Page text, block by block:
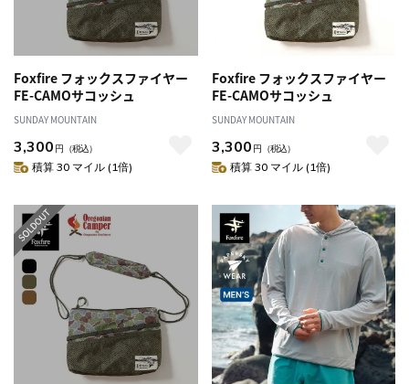
Foxfire フォックスファイヤー
FE-CAMOサコッシュ
SUNDAY MOUNTAIN
3,300 円 （税込）
積算 30 マイル (1倍)
Foxfire フォックスファイヤー
FE-CAMOサコッシュ
SUNDAY MOUNTAIN
3,300 円 （税込）
積算 30 マイル (1倍)